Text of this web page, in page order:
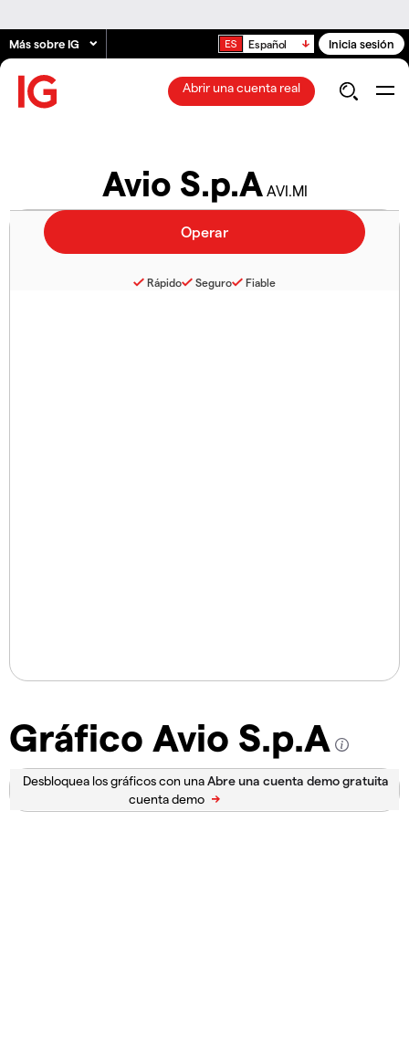
Más sobre IG Español Inicia sesión
Abrir una cuenta real
Avio S.p.A AVI.MI
Gráfico Avio S.p.A
Desbloquea los gráficos con una
cuenta demo
Rápido Seguro Fiable